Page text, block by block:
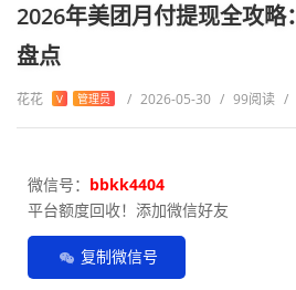
2026年美团月付提现全攻略
盘点
花花 V 管理员 / 2026-05-30 / 99阅读 /
微信号： bbkk4404
平台额度回收！添加微信好友
复制微信号